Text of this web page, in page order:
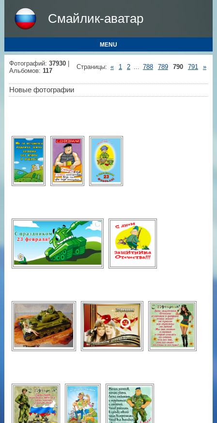
Смайлик-аватар
MENU
Фотографий: 37930|
Альбомов: 117
Страницы: « 1 2 ... 788 789 790 791 »
Новые фотографии